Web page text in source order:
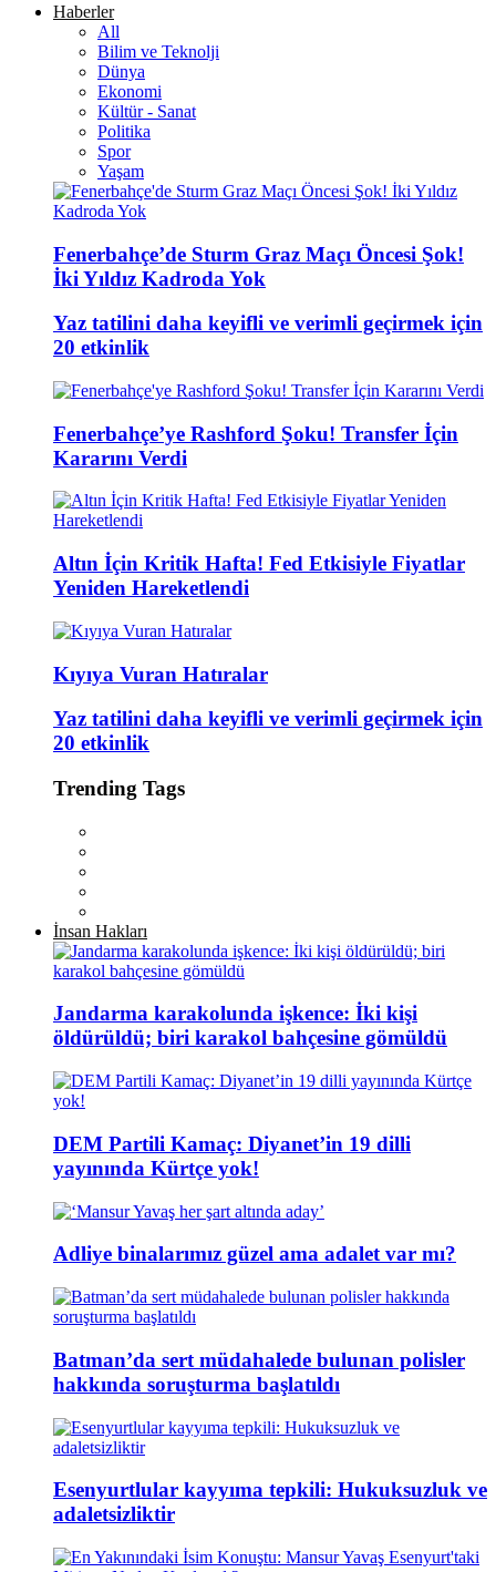
Haberler
All
Bilim ve Teknolji
Dünya
Ekonomi
Kültür - Sanat
Politika
Spor
Yaşam
Fenerbahçe’de Sturm Graz Maçı Öncesi Şok!
İki Yıldız Kadroda Yok
Yaz tatilini daha keyifli ve verimli geçirmek için
20 etkinlik
Fenerbahçe’ye Rashford Şoku! Transfer İçin
Kararını Verdi
Altın İçin Kritik Hafta! Fed Etkisiyle Fiyatlar
Yeniden Hareketlendi
Kıyıya Vuran Hatıralar
Yaz tatilini daha keyifli ve verimli geçirmek için
20 etkinlik
Trending Tags
İnsan Hakları
Jandarma karakolunda işkence: İki kişi
öldürüldü; biri karakol bahçesine gömüldü
DEM Partili Kamaç: Diyanet’in 19 dilli
yayınında Kürtçe yok!
Adliye binalarımız güzel ama adalet var mı?
Batman’da sert müdahalede bulunan polisler
hakkında soruşturma başlatıldı
Esenyurtlular kayyıma tepkili: Hukuksuzluk ve
adaletsizliktir